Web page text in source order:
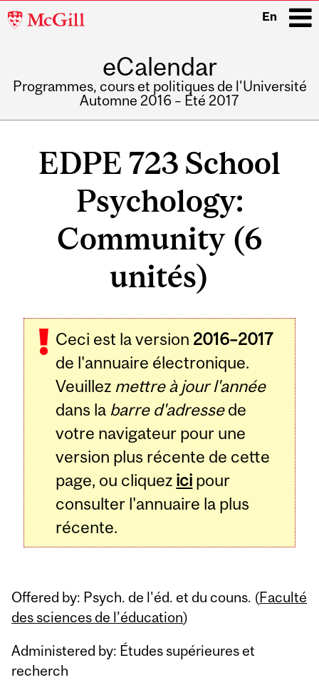
McGill
En
eCalendar
Programmes, cours et politiques de l'Université
Automne 2016 – Été 2017
EDPE 723 School
Psychology:
Community (6
unités)
Ceci est la version 2016–2017
de l'annuaire électronique.
Veuillez mettre à jour l'année
dans la barre d'adressede
votre navigateur pour une
version plus récente de cette
page, ou cliquez ici pour
consulter l'annuaire la plus
récente.
Offered by: Psych. de l'éd. et du couns. (Faculté
des sciences de l’éducation)
Administered by: Études supérieures et
recherch